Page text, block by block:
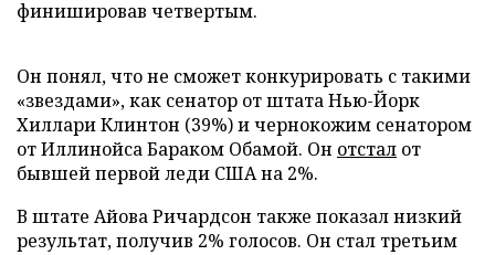
финишировав четвертым.
Он понял, что не сможет конкурировать с такими
«звездами», как сенатор от штата Нью-Йорк
Хиллари Клинтон (39%) и чернокожим сенатором
от Иллинойса Бараком Обамой. Он отстал от
бывшей первой леди США на 2%.
В штате Айова Ричардсон также показал низкий
результат, получив 2% голосов. Он стал третьим